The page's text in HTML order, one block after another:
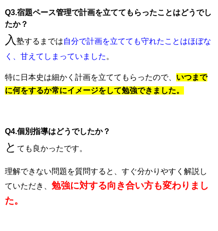
Q3.宿題ペース管理で計画を立ててもらったことはどうでし
たか？
入 塾するまでは自分で計画を立てても守れたことはほぼな
く、甘えてしまっていました 。
特に日本史は細かく計画を立ててもらったので、 いつまで
に何をするか常にイメージをして勉強できました。
Q4.個別指導はどうでしたか？
と ても良かったです。
理解できない問題を質問すると、すぐ分かりやすく解説し
ていただき、 勉強に対する向き合い方も変わりまし
た。